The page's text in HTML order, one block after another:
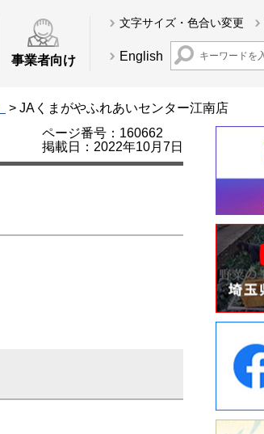
事業者向け
文字サイズ・色合い変更
English
> JAくまがやふれあいセンター江南店
ページ番号：160662
掲載日：2022年10月7日